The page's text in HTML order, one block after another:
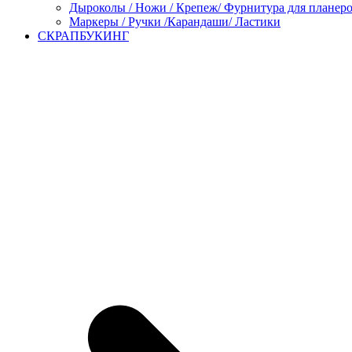
Дыроколы / Ножи / Крепеж/ Фурнитура для
Маркеры / Ручки /Карандаши/ Ластики
СКРАПБУКИНГ